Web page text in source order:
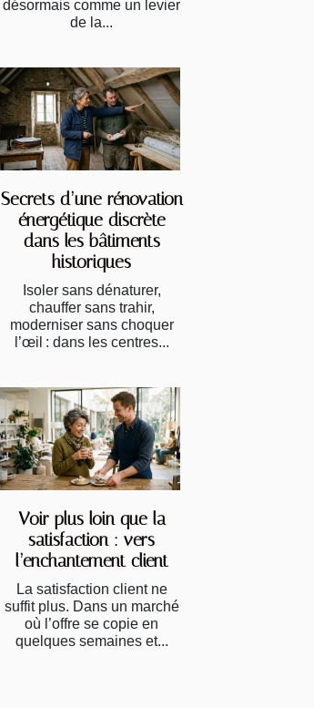
désormais comme un levier
de la...
Secrets d’une rénovation
énergétique discrète
dans les bâtiments
historiques
Isoler sans dénaturer,
chauffer sans trahir,
moderniser sans choquer
l’œil : dans les centres...
Voir plus loin que la
satisfaction : vers
l’enchantement client
La satisfaction client ne
suffit plus. Dans un marché
où l’offre se copie en
quelques semaines et...